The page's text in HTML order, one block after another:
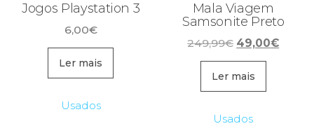
Jogos Playstation 3
6,00€
Ler mais
Usados
Mala Viagem
Samsonite Preto
249,99€ O
preço
original
era:
49,00€O
Ler mais
Usados